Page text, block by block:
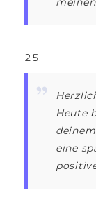
Heute
eine